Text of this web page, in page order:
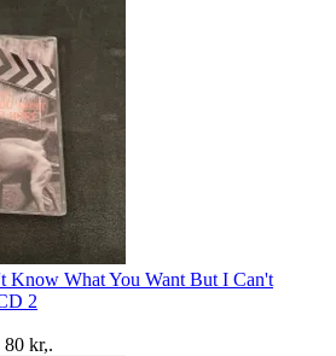
Know What You Want But I Can't
2
80 kr,.